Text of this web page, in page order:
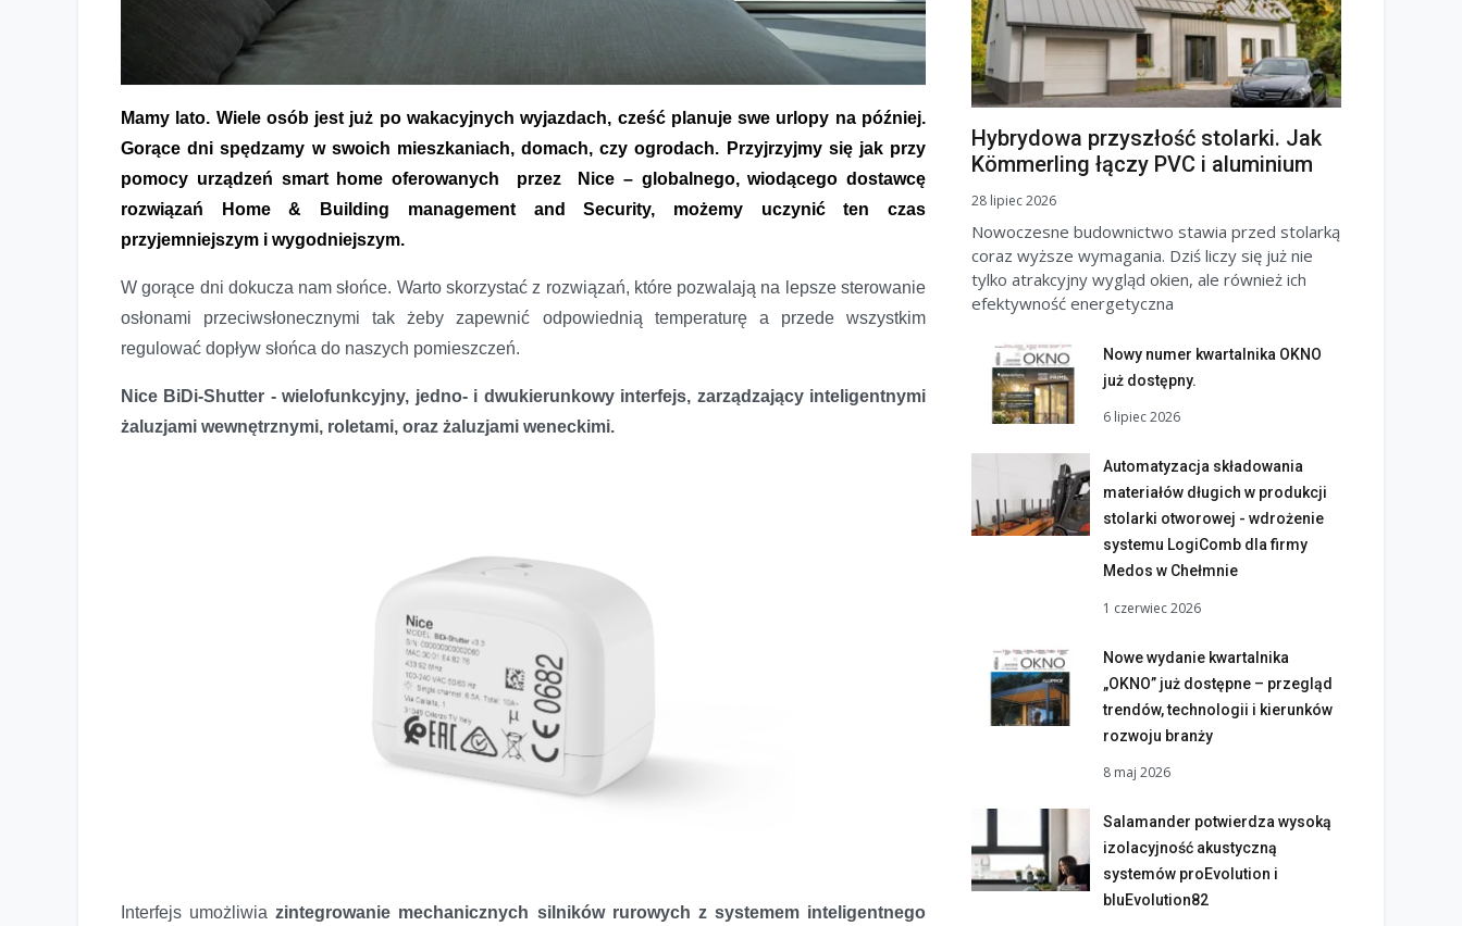
Mamy lato. Wiele osób jest już po wakacyjnych wyjazdach, cześć planuje swe urlopy na później.
Gorące dni spędzamy w swoich mieszkaniach, domach, czy ogrodach. Przyjrzyjmy się jak przy
pomocy urządzeń smart home oferowanych przez Nice – globalnego, wiodącego dostawcę
rozwiązań Home & Building management and Security, możemy uczynić ten czas
przyjemniejszym i wygodniejszym.
W gorące dni dokucza nam słońce. Warto skorzystać z rozwiązań, które pozwalają na lepsze sterowanie
osłonami przeciwsłonecznymi tak żeby zapewnić odpowiednią temperaturę a przede wszystkim
regulować dopływ słońca do naszych pomieszczeń.
Nice BiDi-Shutter - wielofunkcyjny, jedno- i dwukierunkowy interfejs, zarządzający inteligentnymi
żaluzjami wewnętrznymi, roletami, oraz żaluzjami weneckimi.
Interfejs umożliwiazintegrowanie mechanicznych silników rurowych z systemem inteligentnego
Hybrydowa przyszłość stolarki. Jak
Kömmerling łączy PVC i aluminium
28 lipiec 2026
Nowoczesne budownictwo stawia przed stolarką
coraz wyższe wymagania. Dziś liczy się już nie
tylko atrakcyjny wygląd okien, ale również ich
efektywność energetyczna
Nowy numer kwartalnika OKNO
już dostępny.
6 lipiec 2026
Automatyzacja składowania
materiałów długich w produkcji
stolarki otworowej - wdrożenie
systemu LogiComb dla firmy
Medos w Chełmnie
1 czerwiec 2026
Nowe wydanie kwartalnika
„OKNO” już dostępne – przegląd
trendów, technologii i kierunków
rozwoju branży
8 maj 2026
Salamander potwierdza wysoką
izolacyjność akustyczną
systemów proEvolution i
bluEvolution82